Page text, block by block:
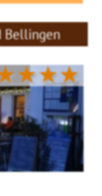
Bellingen